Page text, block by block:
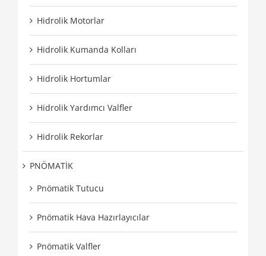
Hidrolik Motorlar
Hidrolik Kumanda Kolları
Hidrolik Hortumlar
Hidrolik Yardımcı Valfler
Hidrolik Rekorlar
PNÖMATİK
Pnömatik Tutucu
Pnömatik Hava Hazırlayıcılar
Pnömatik Valfler